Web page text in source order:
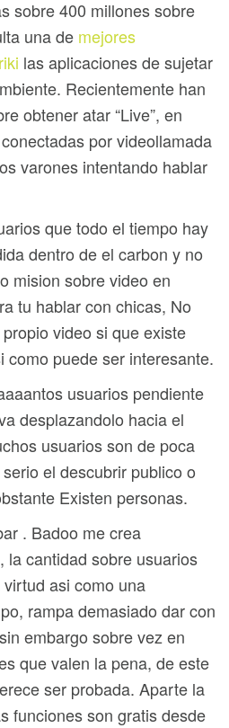
sobre 400 millones sobre
una de mejores
las aplicaciones de sujetar
Recientemente han
obtener atar “Live”, en
por videollamada
varones intentando hablar
que todo el tiempo hay
dentro de el carbon y no
mision sobre video en
tu hablar con chicas, No
video si que existe
como puede ser interesante.
usuarios pendiente
desplazandolo hacia el
usuarios son de poca
el descubrir publico o
Existen personas.
. Badoo me crea
la cantidad sobre usuarios
asi­ como una
rampa demasiado dar con
embargo sobre vez en
que valen la pena, de este
ser probada. Aparte la
funciones son gratis desde